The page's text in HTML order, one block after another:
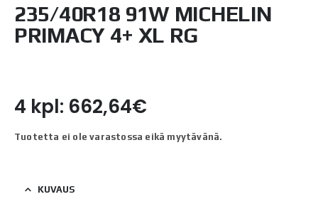
235/40R18 91W MICHELIN
PRIMACY 4+ XL RG
4 kpl: 662,64€
Tuotetta ei ole varastossa eikä myytävänä.
KUVAUS